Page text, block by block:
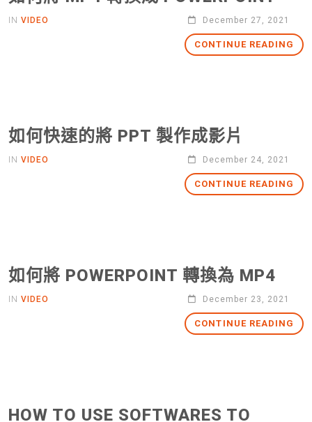
IN VIDEO December 27, 2021
CONTINUE READING
如何快速的將 PPT 製作成影片
IN VIDEO December 24, 2021
CONTINUE READING
如何將 POWERPOINT 轉換為 MP4
IN VIDEO December 23, 2021
CONTINUE READING
HOW TO USE SOFTWARES TO